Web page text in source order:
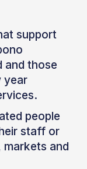
support
and those
year
people
staff or
and